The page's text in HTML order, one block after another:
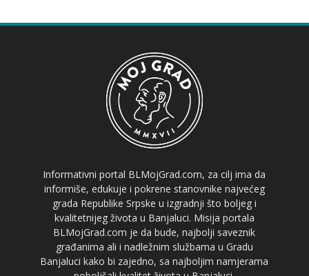
Informativni portal BLMojGrad.com, za cilj ima da
informiše, edukuje i pokrene stanovnike najvećeg
grada Republike Srpske u izgradnji što boljeg i
kvalitetnijeg života u Banjaluci. Misija portala
BLMojGrad.com je da bude, najbolji saveznik
građanima ali i nadležnim službama u Gradu
Banjaluci kako bi zajedno, sa najboljim namjerama